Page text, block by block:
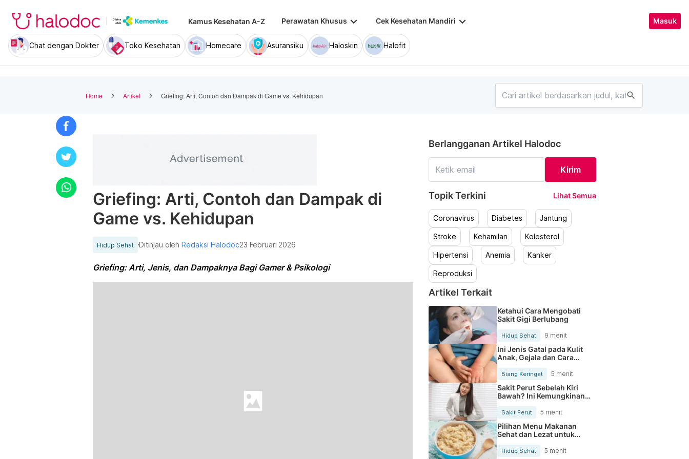
Kamus Kesehatan A-Z Perawatan Khusus keyboard_arrow_down Cek Kesehatan Mandiri keyboard_arrow_down Masuk
Chat dengan Dokter Toko Kesehatan Homecare Asuransiku Haloskin Halofit
Home Artikel Griefing: Arti, Contoh dan Dampak di Game vs. Kehidupan search
Griefing: Arti, Contoh dan Dampak di
Game vs. Kehidupan
Hidup Sehat Ditinjau olehRedaksi Halodoc23 Februari 2026
Griefing: Arti, Jenis, dan Dampaknya Bagi Gamer & Psikologi
Berlangganan Artikel Halodoc
Kirim
Topik Terkini Lihat Semua
Coronavirus Diabetes Jantung
Stroke Kehamilan Kolesterol
Hipertensi Anemia Kanker
Reproduksi
Artikel Terkait
Ketahui Cara Mengobati
Sakit Gigi Berlubang
Hidup Sehat 9 menit
Ini Jenis Gatal pada Kulit
Anak, Gejala dan Cara
Mengobatinya
Biang Keringat 5 menit
Sakit Perut Sebelah Kiri
Bawah? Ini Kemungkinan
Sakit Perut 5 menit
Pilihan Menu Makanan
Sehat dan Lezat untuk
Mengurangi Kolesterol
Hidup Sehat 5 menit